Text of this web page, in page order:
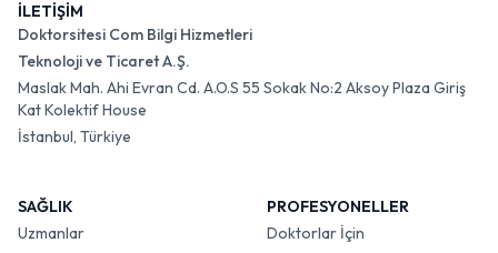
İLETİŞİM
Doktorsitesi Com Bilgi Hizmetleri
Teknoloji ve Ticaret A.Ş.
Maslak Mah. Ahi Evran Cd. A.O.S 55 Sokak No:2 Aksoy Plaza Giriş
Kat Kolektif House
İstanbul, Türkiye
SAĞLIK
Uzmanlar
PROFESYONELLER
Doktorlar İçin